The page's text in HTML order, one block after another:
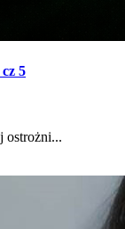
5
ostrożni...